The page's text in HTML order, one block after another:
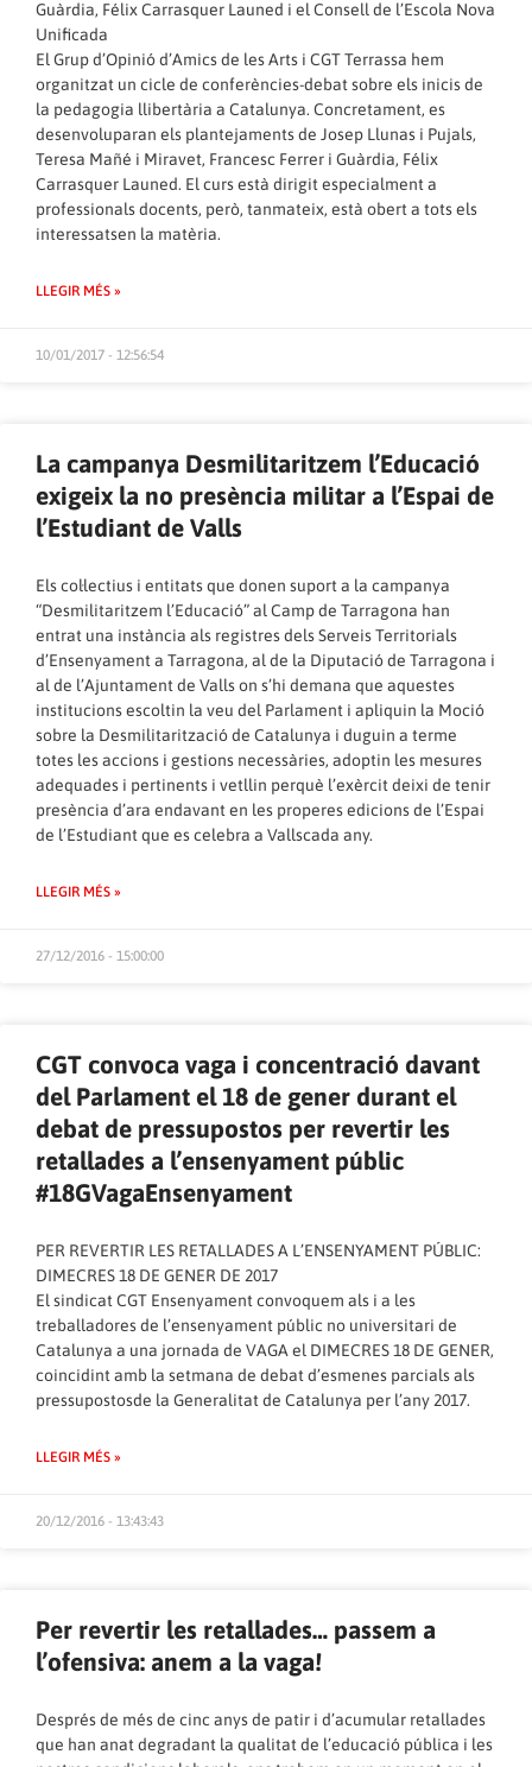
Guàrdia, Félix Carrasquer Launed i el Consell de l’Escola Nova
Unificada
El Grup d’Opinió d’Amics de les Arts i CGT Terrassa hem
organitzat un cicle de conferències-debat sobre els inicis de
la pedagogia llibertària a Catalunya. Concretament, es
desenvoluparan els plantejaments de Josep Llunas i Pujals,
Teresa Mañé i Miravet, Francesc Ferrer i Guàrdia, Félix
Carrasquer Launed. El curs està dirigit especialment a
professionals docents, però, tanmateix, està obert a tots els
interessatsen la matèria.
LLEGIR MÉS »
10/01/2017 - 12:56:54
La campanya Desmilitaritzem l’Educació
exigeix la no presència militar a l’Espai de
l’Estudiant de Valls
Els col·lectius i entitats que donen suport a la campanya
“Desmilitaritzem l’Educació” al Camp de Tarragona han
entrat una instància als registres dels Serveis Territorials
d’Ensenyament a Tarragona, al de la Diputació de Tarragona i
al de l’Ajuntament de Valls on s’hi demana que aquestes
institucions escoltin la veu del Parlament i apliquin la Moció
sobre la Desmilitarització de Catalunya i duguin a terme
totes les accions i gestions necessàries, adoptin les mesures
adequades i pertinents i vetllin perquè l’exèrcit deixi de tenir
presència d’ara endavant en les properes edicions de l’Espai
de l’Estudiant que es celebra a Vallscada any.
LLEGIR MÉS »
27/12/2016 - 15:00:00
CGT convoca vaga i concentració davant
del Parlament el 18 de gener durant el
debat de pressupostos per revertir les
retallades a l’ensenyament públic
#18GVagaEnsenyament
PER REVERTIR LES RETALLADES A L’ENSENYAMENT PÚBLIC:
DIMECRES 18 DE GENER DE 2017
El sindicat CGT Ensenyament convoquem als i a les
treballadores de l’ensenyament públic no universitari de
Catalunya a una jornada de VAGA el DIMECRES 18 DE GENER,
coincidint amb la setmana de debat d’esmenes parcials als
pressupostosde la Generalitat de Catalunya per l’any 2017.
LLEGIR MÉS »
20/12/2016 - 13:43:43
Per revertir les retallades… passem a
l’ofensiva: anem a la vaga!
Després de més de cinc anys de patir i d’acumular retallades
que han anat degradant la qualitat de l’educació pública i les